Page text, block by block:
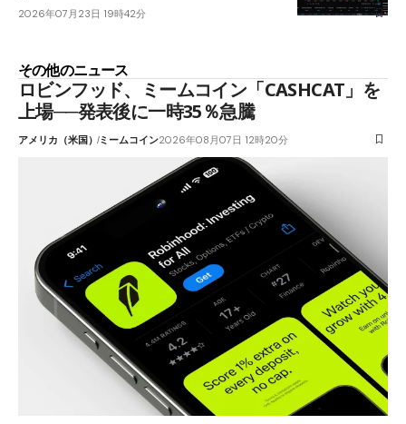
2026年07月23日 19時42分
その他のニュース
ロビンフッド、ミームコイン「CASHCAT」を
上場──発表後に一時35％急騰
アメリカ（米国）ミームコイン2026年08月07日 12時20分